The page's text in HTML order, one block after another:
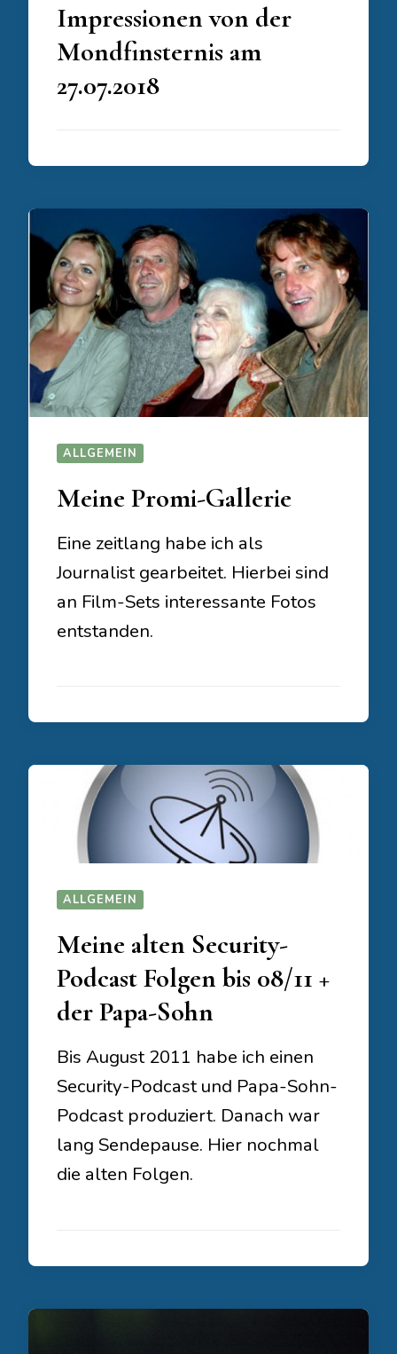
Impressionen von der
Mondfinsternis am
27.07.2018
ALLGEMEIN
Meine Promi-Gallerie
Eine zeitlang habe ich als
Journalist gearbeitet. Hierbei sind
an Film-Sets interessante Fotos
entstanden.
ALLGEMEIN
Meine alten Security-
Podcast Folgen bis 08/11 +
der Papa-Sohn
Bis August 2011 habe ich einen
Security-Podcast und Papa-Sohn-
Podcast produziert. Danach war
lang Sendepause. Hier nochmal
die alten Folgen.